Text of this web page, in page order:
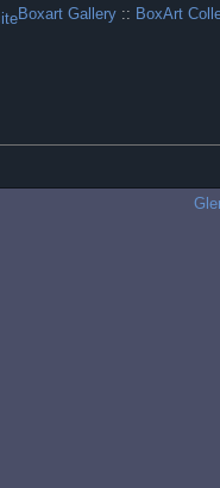
Boxart Gallery :: BoxArt